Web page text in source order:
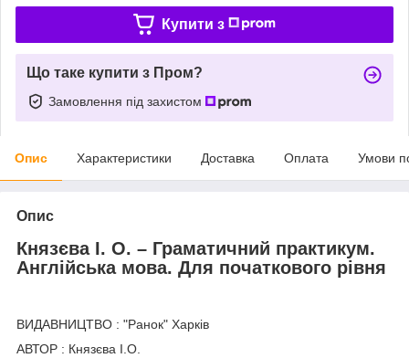
Купити з
Що таке купити з Пром?
Замовлення під захистом
Опис Характеристики Доставка Оплата Умови
Опис
Князєва І. О. – Граматичний практикум.
Англійська мова. Для початкового рівня
ВИДАВНИЦТВО : "Ранок" Харків
АВТОР : Князєва І.О.